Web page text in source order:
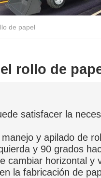
de papel
rollo de
satisfacer la
y apilado de
y 90 grados
cambiar horizontal y
la fabricación de